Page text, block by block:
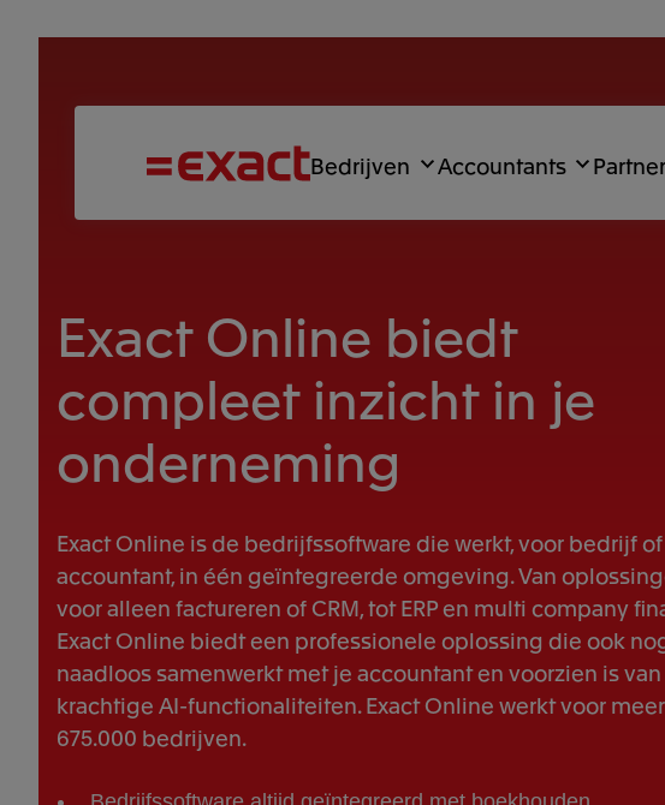
Bedrijven Accountants
Exact Online biedt
compleet inzicht in je
onderneming
Exact Online is de bedrijfssoftware die werkt, voor bedrijf of
accountant, in één geïntegreerde omgeving. Van
voor alleen factureren of CRM, tot ERP en multi company
Exact Online biedt een professionele oplossing die ook
naadloos samenwerkt met je accountant en voorzien is van
krachtige AI-functionaliteiten. Exact Online werkt voor
675.000 bedrijven.